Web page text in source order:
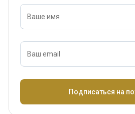
Ваше имя
Ваш email
Подписаться на